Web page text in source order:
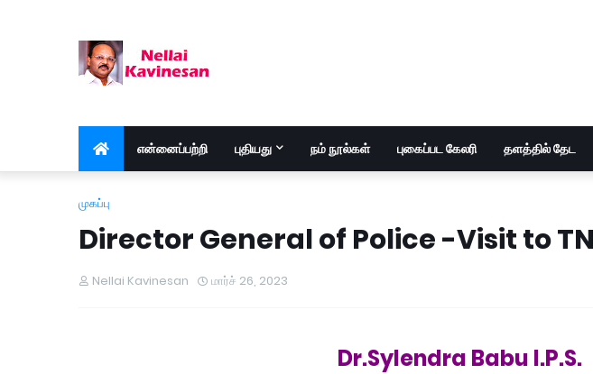
என்னைப்பற்றி புதியது நம் நூல்கள் புகைப்பட கேலரி தளத்தில் தேட
முகப்பு
Director General of Police -Visit to
Nellai Kavinesan மார்ச் 26, 2023
Dr.Sylendra Babu I.P.S.